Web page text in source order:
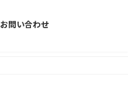
お問い合わせ